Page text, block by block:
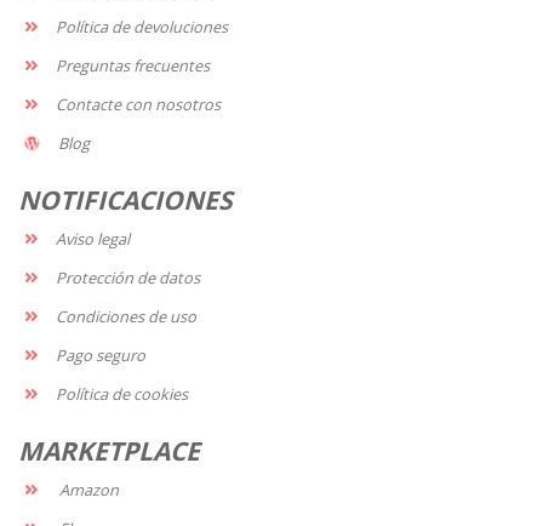
Política de devoluciones
Preguntas frecuentes
Contacte con nosotros
Blog
NOTIFICACIONES
Aviso legal
Protección de datos
Condiciones de uso
Pago seguro
Política de cookies
MARKETPLACE
Amazon